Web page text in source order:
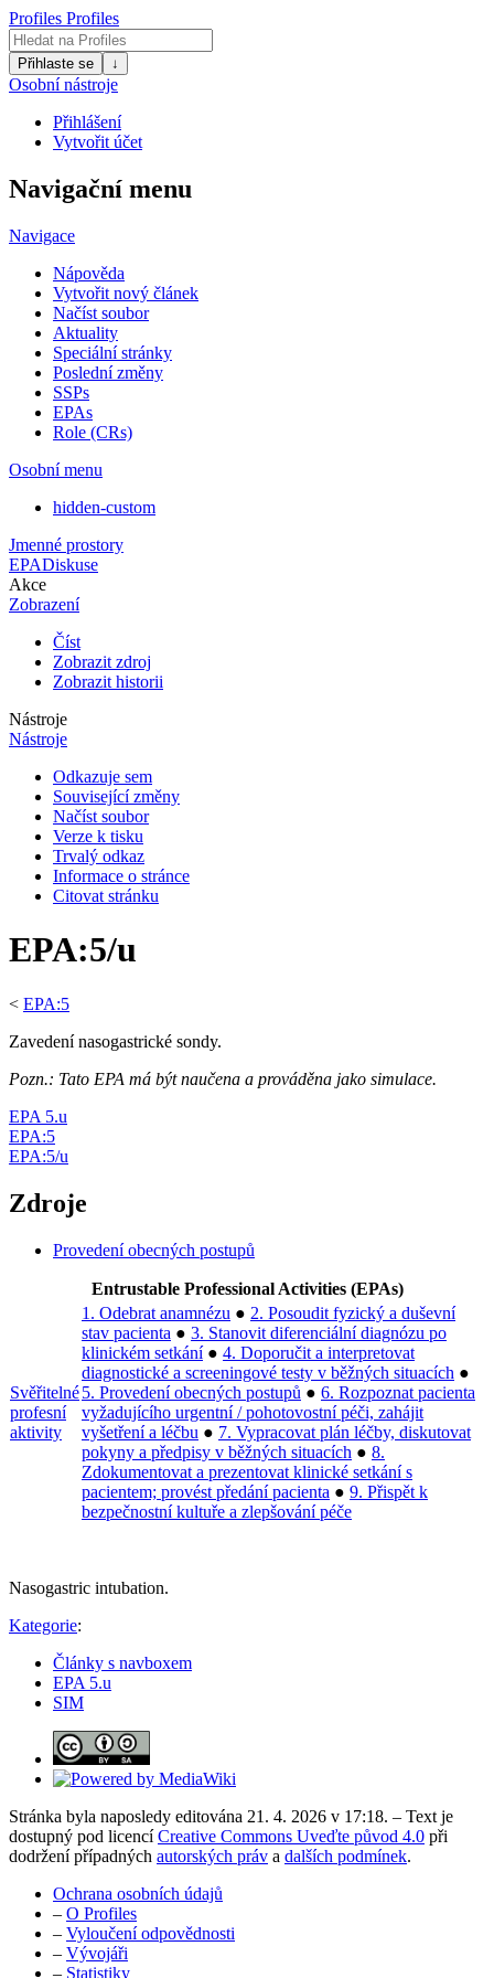
Profiles Profiles
Přihlaste se ↓
Osobní nástroje
Přihlášení
Vytvořit účet
Navigační menu
Navigace
Nápověda
Vytvořit nový článek
Načíst soubor
Aktuality
Speciální stránky
Poslední změny
SSPs
EPAs
Role (CRs)
Osobní menu
hidden-custom
Jmenné prostory
EPADiskuse
Akce
Zobrazení
Číst
Zobrazit zdroj
Zobrazit historii
Nástroje
Nástroje
Odkazuje sem
Související změny
Načíst soubor
Verze k tisku
Trvalý odkaz
Informace o stránce
Citovat stránku
EPA:5/u
< EPA:5
Zavedení nasogastrické sondy.
Pozn.: Tato EPA má být naučena a prováděna jako simulace.
EPA 5.u
EPA:5
EPA:5/u
Zdroje
Provedení obecných postupů
Entrustable Professional Activities (EPAs)
Svěřitelné
profesní
aktivity
1. Odebrat anamnézu ● 2. Posoudit fyzický a duševní
stav pacienta ● 3. Stanovit diferenciální diagnózu po
klinickém setkání● 4. Doporučit a interpretovat
diagnostické a screeningové testy v běžných situacích ●
5. Provedení obecných postupů ● 6. Rozpoznat pacienta
vyžadujícího urgentní / pohotovostní péči, zahájit
vyšetření a léčbu ● 7. Vypracovat plán léčby, diskutovat
pokyny a předpisy v běžných situacích ● 8.
Zdokumentovat a prezentovat klinické setkání s
pacientem; provést předání pacienta ● 9. Přispět k
bezpečnostní kultuře a zlepšování péče
Nasogastric intubation.
Kategorie:
Články s navboxem
EPA 5.u
SIM
Stránka byla naposledy editována 21. 4. 2026 v 17:18. – Text je
dostupný pod licencíCreative Commons Uveďte původ 4.0 při
dodržení případných autorských práv a dalších podmínek.
Ochrana osobních údajů
– O Profiles
– Vyloučení odpovědnosti
– Vývojáři
– Statistiky